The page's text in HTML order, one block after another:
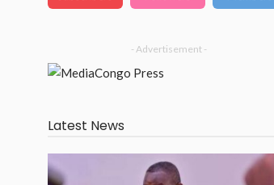
- Advertisement -
Latest News